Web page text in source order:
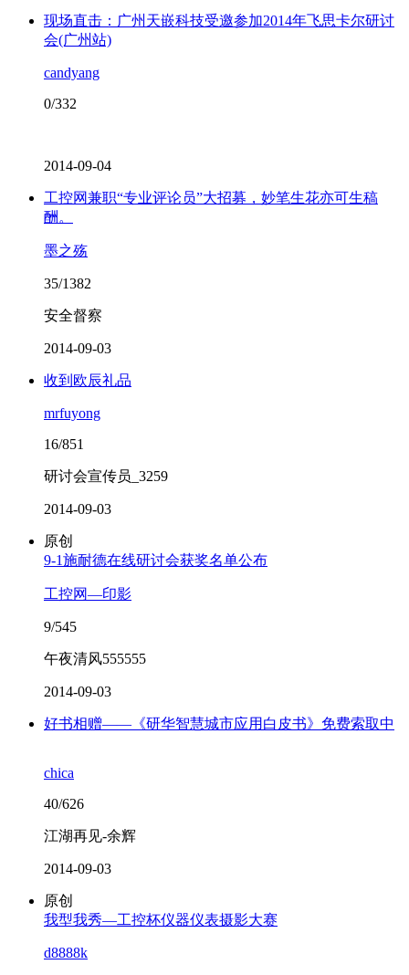
现场直击：广州天嵌科技受邀参加2014年飞思卡尔研讨
会(广州站)
candyang
0/332
2014-09-04
工控网兼职“专业评论员”大招募，妙笔生花亦可生稿
酬。
墨之殇
35/1382
安全督察
2014-09-03
收到欧辰礼品
mrfuyong
16/851
研讨会宣传员_3259
2014-09-03
原创
9-1施耐德在线研讨会获奖名单公布
工控网—印影
9/545
午夜清风555555
2014-09-03
好书相赠——《研华智慧城市应用白皮书》免费索取中
chica
40/626
江湖再见-余辉
2014-09-03
原创
我型我秀—工控杯仪器仪表摄影大赛
d8888k